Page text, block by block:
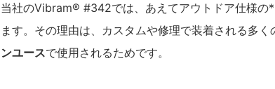
当社のVibram® #342では、あえてアウトドア仕様の
ます。その理由は、カスタムや修理で装着される多く
ンユースで使用されるためです。